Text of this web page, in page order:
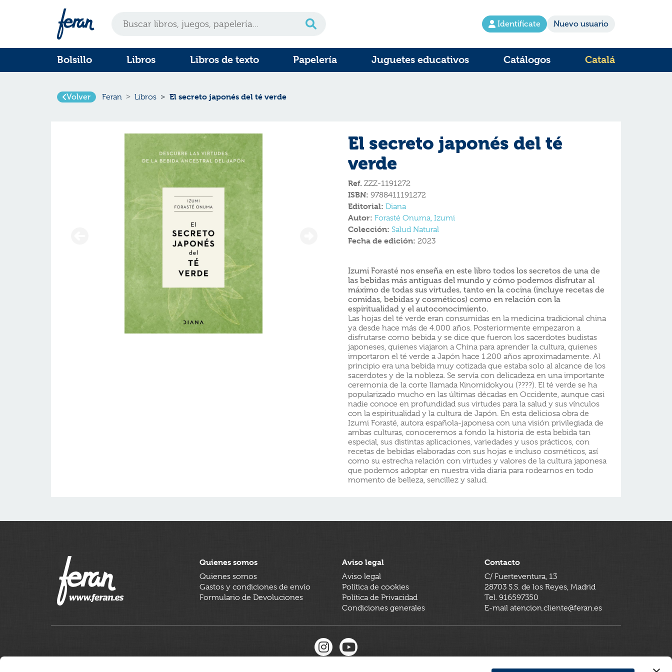
Identifícate Nuevo usuario
Bolsillo Libros Libros de texto Papelería Juguetes educativos Catálogos Catalá
Volver Feran Libros El secreto japonés del té verde
El secreto japonés del té
verde
Ref. ZZZ-1191272
ISBN: 9788411191272
Editorial: Diana
Autor: Forasté Onuma, Izumi
Colección: Salud Natural
Fecha de edición: 2023
Izumi Forasté nos enseña en este libro todos los secretos de una de
las bebidas más antiguas del mundo y cómo podemos disfrutar al
máximo de todas sus virtudes, tanto en la cocina (incluye recetas de
comidas, bebidas y cosméticos) como en relación con la
espiritualidad y el autoconocimiento.
Las hojas del té verde eran consumidas en la medicina tradicional china
ya desde hace más de 4.000 años. Posteriormente empezaron a
disfrutarse como bebida y se dice que fueron los sacerdotes budistas
japoneses, quienes viajaron a China para aprender la cultura, quienes
importaron el té verde a Japón hace 1.200 años aproximadamente. Al
principio era una bebida muy cotizada que estaba solo al alcance de los
sacerdotes y de la nobleza. Se servía con delicadeza en una importante
ceremonia de la corte llamada Kinomidokyou (????). El té verde se ha
popularizado mucho en las últimas décadas en Occidente, aunque casi
nadie conoce en profundidad sus virtudes para la salud y sus vínculos
con la espiritualidad y la cultura de Japón. En esta deliciosa obra de
Izumi Forasté, autora española-japonesa con una visión privilegiada de
ambas culturas, conoceremos a fondo la historia de esta bebida tan
especial, sus distintas aplicaciones, variedades y usos prácticos, con
recetas de bebidas elaboradas con sus hojas e incluso cosméticos, así
como su estrecha relación con virtudes y valores de la cultura japonesa
que podemos adoptar en nuestra vida diaria para rodearnos en todo
momento de belleza, sencillez y salud.
Quienes somos
Quienes somos
Gastos y condiciones de envío
Formulario de Devoluciones
Aviso legal
Aviso legal
Política de cookies
Política de Privacidad
Condiciones generales
Contacto
C/ Fuerteventura, 13
28703 S.S. de los Reyes, Madrid
Tel. 916597350
E-mail atencion.cliente@feran.es